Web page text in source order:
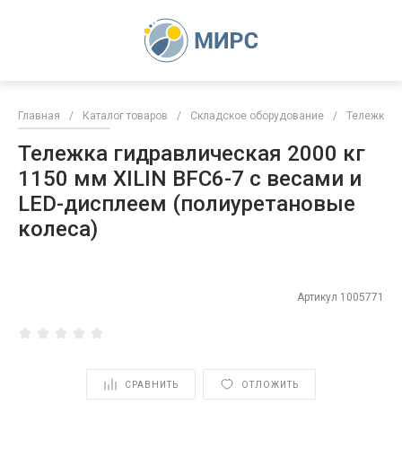
Главная / Каталог товаров / Складское оборудование / Тележки
Тележка гидравлическая 2000 кг
1150 мм XILIN BFC6-7 с весами и
LED-дисплеем (полиуретановые
колеса)
Артикул 1005771
СРАВНИТЬ ОТЛОЖИТЬ